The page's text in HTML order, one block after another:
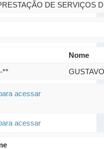
DE SERVIÇOS
Nome
**
acessar
acessar